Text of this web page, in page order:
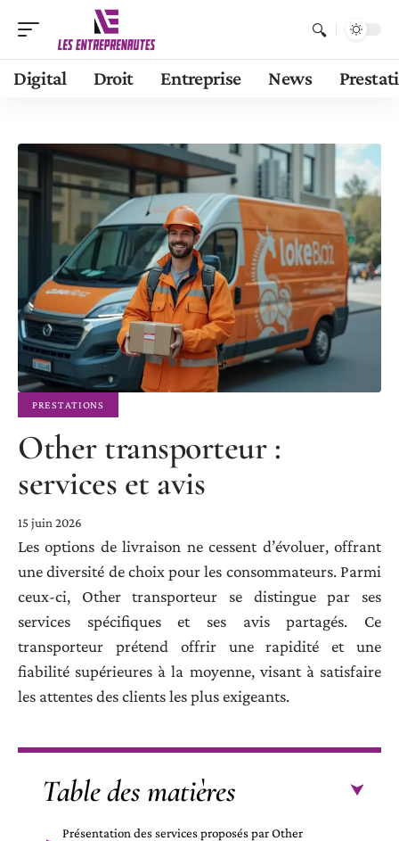
Digital Droit Entreprise News
PRESTATIONS
Other transporteur :
services et avis
15 juin 2026
Les options de livraison ne cessent d’évoluer, offrant
une diversité de choix pour les consommateurs. Parmi
ceux-ci, Other transporteur se distingue par ses
services spécifiques et ses avis partagés. Ce
transporteur prétend offrir une rapidité et une
fiabilité supérieures à la moyenne, visant à satisfaire
les attentes des clients les plus exigeants.
Table des matières
Présentation des services proposés par Other